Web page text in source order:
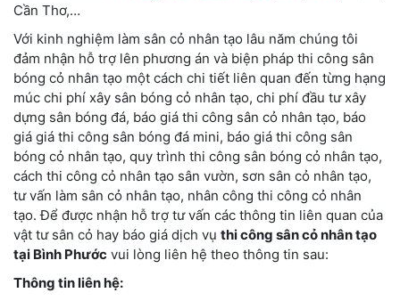
Cần Thơ,…
Với kinh nghiệm làm sân cỏ nhân tạo lâu năm chúng tôi
đảm nhận hỗ trợ lên phương án và biện pháp thi công sân
bóng cỏ nhân tạo một cách chi tiết liên quan đến từng hạng
múc chi phí xây sân bóng cỏ nhân tạo, chi phí đầu tư xây
dựng sân bóng đá, báo giá thi công sân cỏ nhân tạo, báo
giá giá thi công sân bóng đá mini, báo giá thi công sân
bóng cỏ nhân tạo, quy trình thi công sân bóng cỏ nhân tạo,
cách thi công cỏ nhân tạo sân vườn, sơn sân cỏ nhân tạo,
tư vấn làm sân cỏ nhân tạo, nhân công thi công cỏ nhân
tạo.Để được nhận hỗ trợ tư vấn các thông tin liên quan của
vật tư sân cỏ hay báo giá dịch vụ thi công sân cỏ nhân tạo
tại Bình Phước vui lòng liên hệ theo thông tin sau:
Thông tin liên hệ: